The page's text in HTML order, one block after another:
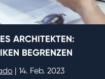
ARCHITEKTEN:
BEGRENZEN
| 14. Feb. 2023